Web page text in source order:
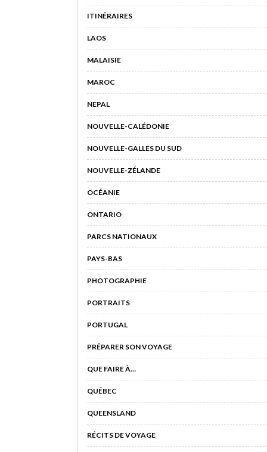
ITINÉRAIRES
LAOS
MALAISIE
MAROC
NEPAL
NOUVELLE-CALÉDONIE
NOUVELLE-GALLES DU SUD
NOUVELLE-ZÉLANDE
OCÉANIE
ONTARIO
PARCS NATIONAUX
PAYS-BAS
PHOTOGRAPHIE
PORTRAITS
PORTUGAL
PRÉPARER SON VOYAGE
QUE FAIRE À…
QUÉBEC
QUEENSLAND
RÉCITS DE VOYAGE